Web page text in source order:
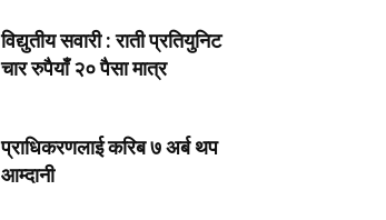
विद्युतीय सवारी : राती प्रतियुनिट
चार रुपैयाँ २० पैसा मात्र
प्राधिकरणलाई करिब ७ अर्ब थप
आम्दानी